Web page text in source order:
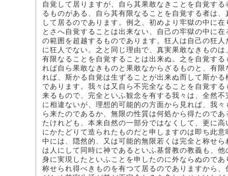
自覚して居りますが、自ら其果敢なきことを自覚す
るものがある、自ら其有限なることを自覚する者は
して居るのであります。例之、初めより牢獄の中に
とさへ自覚することは出来ない、自己の牢獄の中に
の範囲を超越するものであります。狂人は自己の狂
に狂人でない。之と同じ理由で、真実果敢なきもの
有限なることを自覚することは出来ぬ。之を自覚す
れば自ら果敢なきものと果敢なからざるものと、有
れば、斯かる自覚は生ずることが出来ぬ而して斯か
であります。我々は又自ら不完全なることを自覚す
来るもので、完全といふ観念を有する我々は、全然
に相違ないが、理想的可能的の方面から見れば、我
ら来たのであるか、無限の性質は何処から得たので
たけれども、本来自然の一部分ではなくして、更に
にかたどりて造られたものだと申しますのは即ち此
中には、隠然的、又は可能的無限若くは完全と称せ
は人にして同時に神であるといふ基督教の教義も、
身に実現したといふことを申したのに外ならぬので
称せられ得べきものを有つて居るのでありますから